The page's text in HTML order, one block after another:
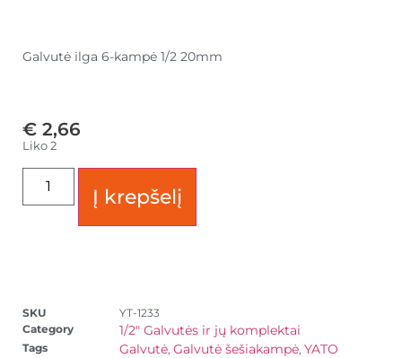
Galvutė ilga 6-kampė 1/2 20mm
€ 2,66
Liko 2
Į krepšelį
SKU
YT-1233
Category
1/2" Galvutės ir jų komplektai
Tags Galvutė Galvutė šešiakampė YATO